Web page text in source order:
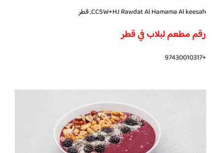
CC5W+HJ Rawdat Al Hamama Al keesah, قطر
رقم مطعم لبلاب في قطر
+97430010317